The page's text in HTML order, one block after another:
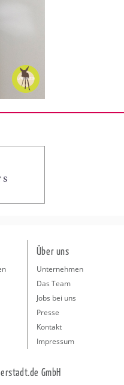
Über uns
Unternehmen
Das Team
Jobs bei uns
Presse
Kontakt
Impressum
GmbH